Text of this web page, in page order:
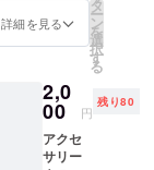
Creem
aの中か
ら選べ
※サイズ
は全体
で約8セ
ンチで
す
詳細を見る
タ
ー
ン
を
選
択
す
る
2,0
00 円
残り80
アクセ
サリー